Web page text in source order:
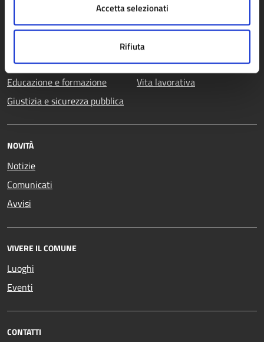
Accetta selezionati
Rifiuta
Autorizzazioni
Cultura e tempo libero
Educazione e formazione
Giustizia e sicurezza pubblica
assistenza
Tributi, finanze e
contravvenzioni
Turismo
Vita lavorativa
NOVITÀ
Notizie
Comunicati
Avvisi
VIVERE IL COMUNE
Luoghi
Eventi
CONTATTI